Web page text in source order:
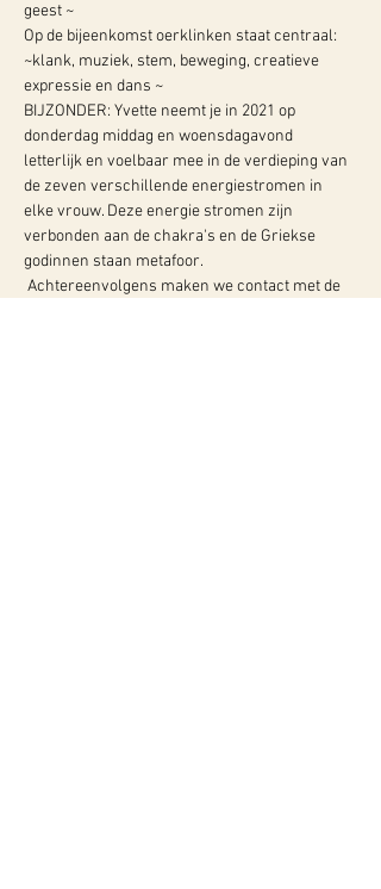
geest ~
Op de bijeenkomst oerklinken staat centraal:
~klank, muziek, stem, beweging, creatieve
expressie en dans ~
BIJZONDER: Yvette neemt je in 2021 op
donderdag middag en woensdagavond
letterlijk en voelbaar mee in de verdieping van
de zeven verschillende energiestromen in
elke vrouw. Deze energie stromen zijn
verbonden aan de chakra's en de Griekse
godinnen staan metafoor.
Achtereenvolgens maken we contact met de